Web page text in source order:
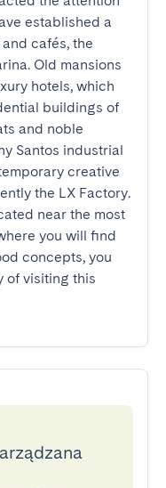
established a
cafés, the
Old mansions
hotels, which
buildings of
and noble
Santos industrial
creative
the LX Factory.
near the most
you will find
concepts, you
of visiting this